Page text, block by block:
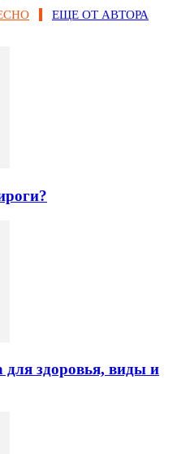
ЕЩЕ ОТ АВТОРА
для здоровья, виды и